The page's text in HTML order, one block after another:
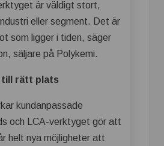
är väldigt stort,
eller segment. Det är
som ligger i tiden, säger
säljare på Polykemi.
till rätt plats
kundanpassade
och LCA-verktyget gör att
helt nya möjligheter att